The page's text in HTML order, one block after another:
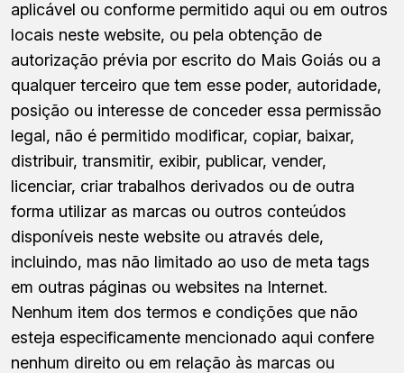
aplicável ou conforme permitido aqui ou em outros
locais neste website, ou pela obtenção de
autorização prévia por escrito do Mais Goiás ou a
qualquer terceiro que tem esse poder, autoridade,
posição ou interesse de conceder essa permissão
legal, não é permitido modificar, copiar, baixar,
distribuir, transmitir, exibir, publicar, vender,
licenciar, criar trabalhos derivados ou de outra
forma utilizar as marcas ou outros conteúdos
disponíveis neste website ou através dele,
incluindo, mas não limitado ao uso de meta tags
em outras páginas ou websites na Internet.
Nenhum item dos termos e condições que não
esteja especificamente mencionado aqui confere
nenhum direito ou em relação às marcas ou